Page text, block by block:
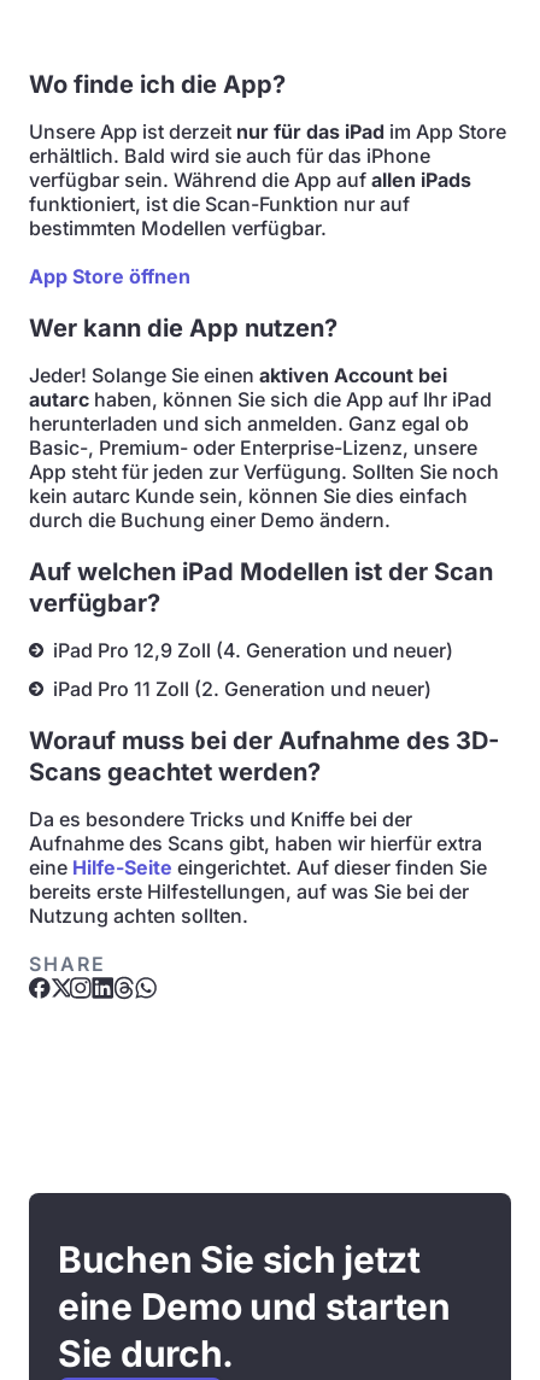
Wo finde ich die App?
Unsere App ist derzeit nur für das iPad im App Store
erhältlich. Bald wird sie auch für das iPhone
verfügbar sein. Während die App auf allen iPads
funktioniert, ist die Scan-Funktion nur auf
bestimmten Modellen verfügbar.
App Store öffnen
Wer kann die App nutzen?
Jeder! Solange Sie einen aktiven Account bei
autarc haben, können Sie sich die App auf Ihr iPad
herunterladen und sich anmelden. Ganz egal ob
Basic-, Premium- oder Enterprise-Lizenz, unsere
App steht für jeden zur Verfügung. Sollten Sie noch
kein autarc Kunde sein, können Sie dies einfach
durch die Buchung einer Demo ändern.
Auf welchen iPad Modellen ist der Scan
verfügbar?
iPad Pro 12,9 Zoll (4. Generation und neuer)
iPad Pro 11 Zoll (2. Generation und neuer)
Worauf muss bei der Aufnahme des 3D-
Scans geachtet werden?
Da es besondere Tricks und Kniffe bei der
Aufnahme des Scans gibt, haben wir hierfür extra
eine Hilfe-Seite eingerichtet. Auf dieser finden Sie
bereits erste Hilfestellungen, auf was Sie bei der
Nutzung achten sollten.
SHARE
Buchen Sie sich jetzt
eine Demo und starten
Sie durch.